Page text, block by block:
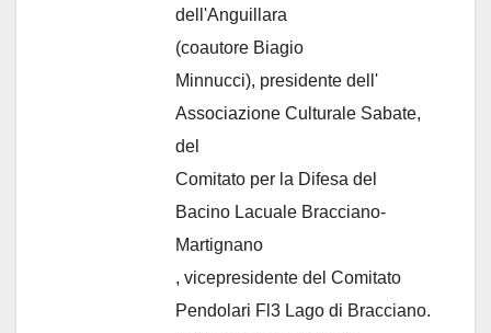
dell'Anguillara
(coautore Biagio
Minnucci), presidente dell'
Associazione Culturale Sabate,
del
Comitato per la Difesa del
Bacino Lacuale Bracciano-
Martignano
, vicepresidente del Comitato
Pendolari Fl3 Lago di Bracciano.